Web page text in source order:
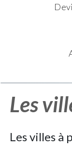
Les
Les villes à